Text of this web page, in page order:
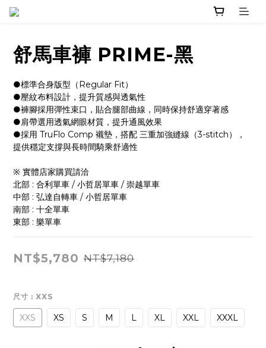
舒馬車褲 PRIME-黑
●標準合身版型（Regular Fit）
●壓紋布料設計，提升質感與透氣性
●褲腳採用彈性束口，貼合腿部曲線，同時保持舒適穿著感
●肩帶選用透氣網眼材質，提升通風效果
●採用 TruFlo Comp 襯墊，搭配 三重加強縫線（3-stitch），
提供穩定支撐與長時間騎乘舒適性
※ 實體店家購買請洽
北部 : 合利單車 / 小哲居單車 / 崇越單車
中部 : 弘達自轉車 / 小哲居單車
南部 : 十全單車
東部 : 樂單車
NT$5,780 NT$7,180
尺寸 : XXS
XXS XS S M L XL XXL XXXL